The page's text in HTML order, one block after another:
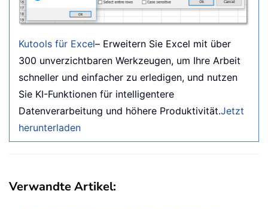
Kutools für Excel– Erweitern Sie Excel mit über
300 unverzichtbaren Werkzeugen, um Ihre Arbeit
schneller und einfacher zu erledigen, und nutzen
Sie KI-Funktionen für intelligentere
Datenverarbeitung und höhere Produktivität.Jetzt
herunterladen
Verwandte Artikel: